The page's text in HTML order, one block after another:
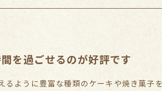
を過ごせるのが好評です
るように豊富な種類のケーキや焼き菓子